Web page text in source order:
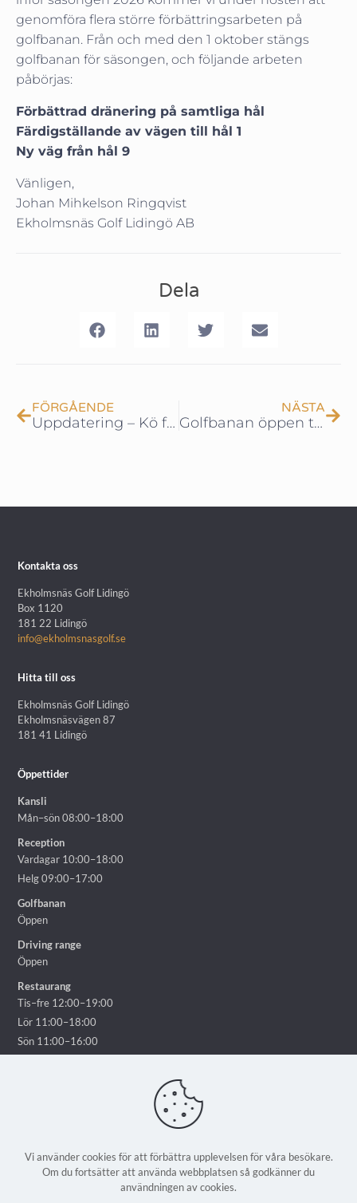
genomföra flera större förbättringsarbeten på
golfbanan. Från och med den 1 oktober stängs
golfbanan för säsongen, och följande arbeten
påbörjas:
Förbättrad dränering på samtliga hål
Färdigställande av vägen till hål 1
Ny väg från hål 9
Vänligen,
Johan Mihkelson Ringqvist
Ekholmsnäs Golf Lidingö AB
Dela
FÖRGÅENDE
Uppdatering – Kö för medlemskap 2026
NÄSTA
Golfbanan öppen till 5/10
Kontakta oss
Ekholmsnäs Golf Lidingö
Box 1120
181 22 Lidingö
info@ekholmsnasgolf.se
Hitta till oss
Ekholmsnäs Golf Lidingö
Ekholmsnäsvägen 87
181 41 Lidingö
Öppettider
Kansli
Mån–sön 08:00–18:00
Reception
Vardagar 10:00–18:00
Helg 09:00–17:00
Golfbanan
Öppen
Driving range
Öppen
Restaurang
Tis–fre 12:00–19:00
Lör 11:00–18:00
Sön 11:00–16:00
© 2025 Ekholmsnäs Golf Lidingö - Alla rättigheter reserverade | En
webbplats frånWeblicious
Vi använder cookies för att förbättra upplevelsen för våra besökare.
Om du fortsätter att använda webbplatsen så godkänner du
användningen av cookies.